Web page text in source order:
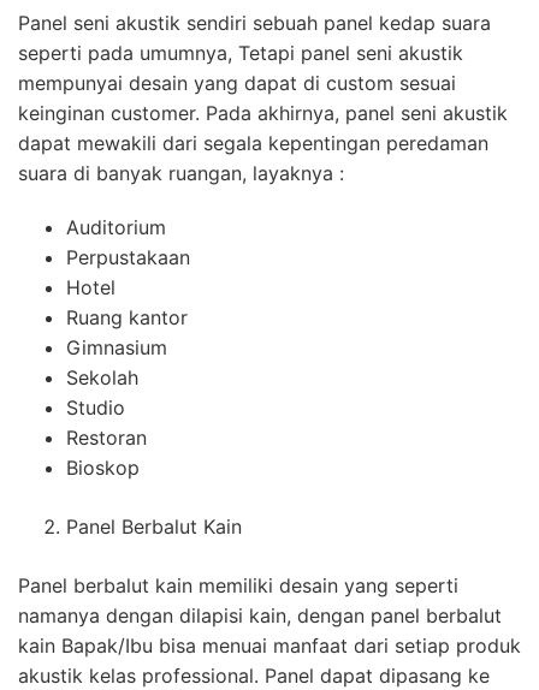
Panel seni akustik sendiri sebuah panel kedap suara
seperti pada umumnya, Tetapi panel seni akustik
mempunyai desain yang dapat di custom sesuai
keinginan customer. Pada akhirnya, panel seni akustik
dapat mewakili dari segala kepentingan peredaman
suara di banyak ruangan, layaknya :
Auditorium
Perpustakaan
Hotel
Ruang kantor
Gimnasium
Sekolah
Studio
Restoran
Bioskop
Panel Berbalut Kain
Panel berbalut kain memiliki desain yang seperti
namanya dengan dilapisi kain, dengan panel berbalut
kain Bapak/Ibu bisa menuai manfaat dari setiap produk
akustik kelas professional. Panel dapat dipasang ke